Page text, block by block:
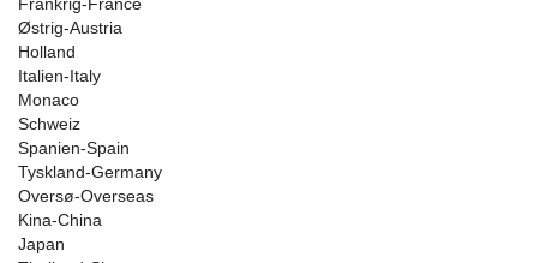
Østrig-Austria
Holland
Italien-Italy
Monaco
Schweiz
Spanien-Spain
Tyskland-Germany
Oversø-Overseas
Kina-China
Japan